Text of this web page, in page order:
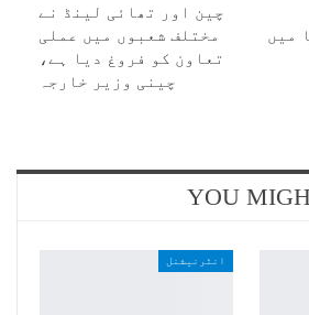
میں
چین اور تھائی لینڈ نے
مختلف شعبوں میں عملی
تعاون کو فروغ دیا ہے،
چینی وزیر خارجہ
YOU
انٹرنیشنل